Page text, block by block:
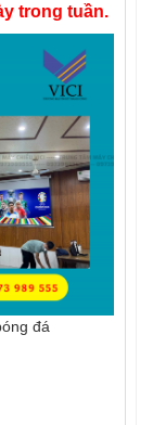
trong tuần.
đá